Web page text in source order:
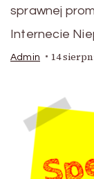
sprawnej
Internecie
Admin 14